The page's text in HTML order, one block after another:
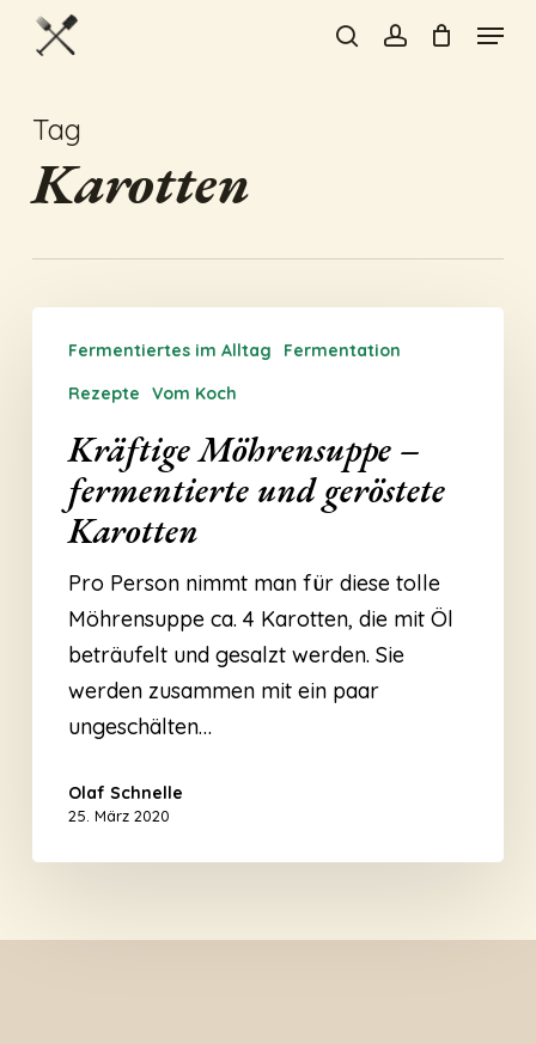
Skip
content
searchaccount
Menu
Tag
Karotten
Möhrensuppe
fermentierte
geröstete
Karotten
Fermentiertes im Alltag
Fermentation
Rezepte
Vom Koch
Kräftige Möhrensuppe –
fermentierte und geröstete
Karotten
Pro Person nimmt man für diese tolle
Möhrensuppe ca. 4 Karotten, die mit Öl
beträufelt und gesalzt werden. Sie
werden zusammen mit ein paar
ungeschälten…
Olaf Schnelle
25. März 2020